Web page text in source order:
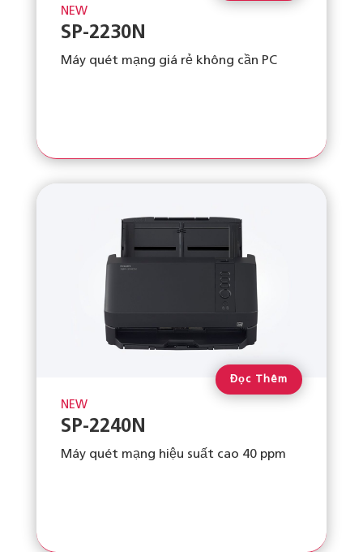
SP-2230N
Máy quét mạng giá rẻ không cần PC
NEW
SP-2240N
Máy quét mạng hiệu suất cao 40 ppm
Đọc Thêm
NEW